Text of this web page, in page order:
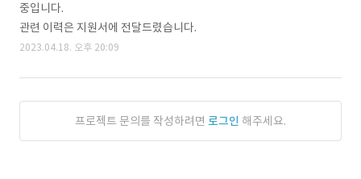
중입니다.
관련 이력은 지원서에 전달드렸습니다.
2023.04.18. 오후 20:09
프로젝트 문의를 작성하려면 로그인 해주세요.